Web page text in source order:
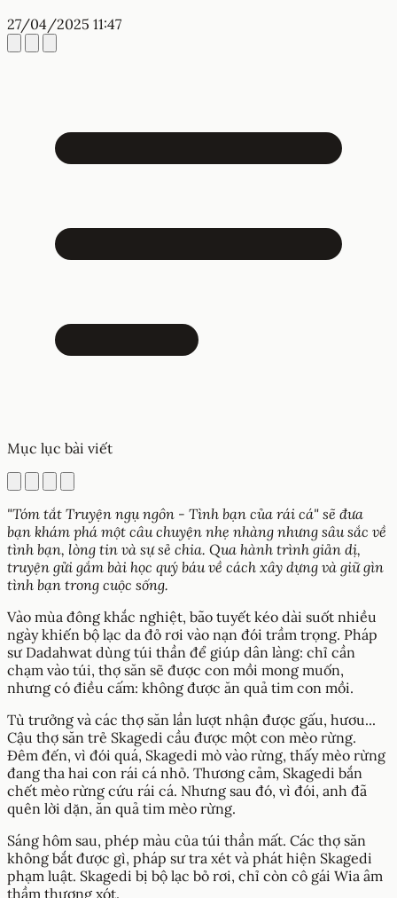
27/04/2025 11:47
Mục lục bài viết
"Tóm tắt Truyện ngụ ngôn - Tình bạn của rái cá" sẽ đưa
bạn khám phá một câu chuyện nhẹ nhàng nhưng sâu sắc về
tình bạn, lòng tin và sự sẻ chia. Qua hành trình giản dị,
truyện gửi gắm bài học quý báu về cách xây dựng và giữ gìn
tình bạn trong cuộc sống.
Vào mùa đông khắc nghiệt, bão tuyết kéo dài suốt nhiều
ngày khiến bộ lạc da đỏ rơi vào nạn đói trầm trọng. Pháp
sư Dadahwat dùng túi thần để giúp dân làng: chỉ cần
chạm vào túi, thợ săn sẽ được con mồi mong muốn,
nhưng có điều cấm: không được ăn quả tim con mồi.
Tù trưởng và các thợ săn lần lượt nhận được gấu, hươu...
Cậu thợ săn trẻ Skagedi cầu được một con mèo rừng.
Đêm đến, vì đói quá, Skagedi mò vào rừng, thấy mèo rừng
đang tha hai con rái cá nhỏ. Thương cảm, Skagedi bắn
chết mèo rừng cứu rái cá. Nhưng sau đó, vì đói, anh đã
quên lời dặn, ăn quả tim mèo rừng.
Sáng hôm sau, phép màu của túi thần mất. Các thợ săn
không bắt được gì, pháp sư tra xét và phát hiện Skagedi
phạm luật. Skagedi bị bộ lạc bỏ rơi, chỉ còn cô gái Wia âm
thầm thương xót.